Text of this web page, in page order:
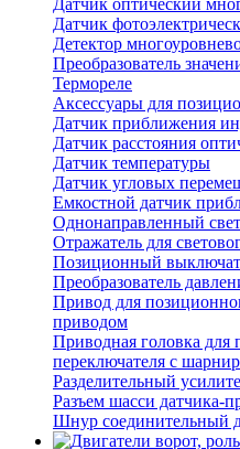
Датчик
Детектор
Преобразователь
Термореле
Аксессуары для
Датчик приближения
Датчик расстояния
Датчик температуры
Датчик угловых
Емкостной датчик
Однонаправленный
Отражатель для
Позиционный
Преобразователь
Привод для
приводом
Приводная головка для
переключателя с
Разделительный
Разъем шасси датчика-
Шнур соединительный